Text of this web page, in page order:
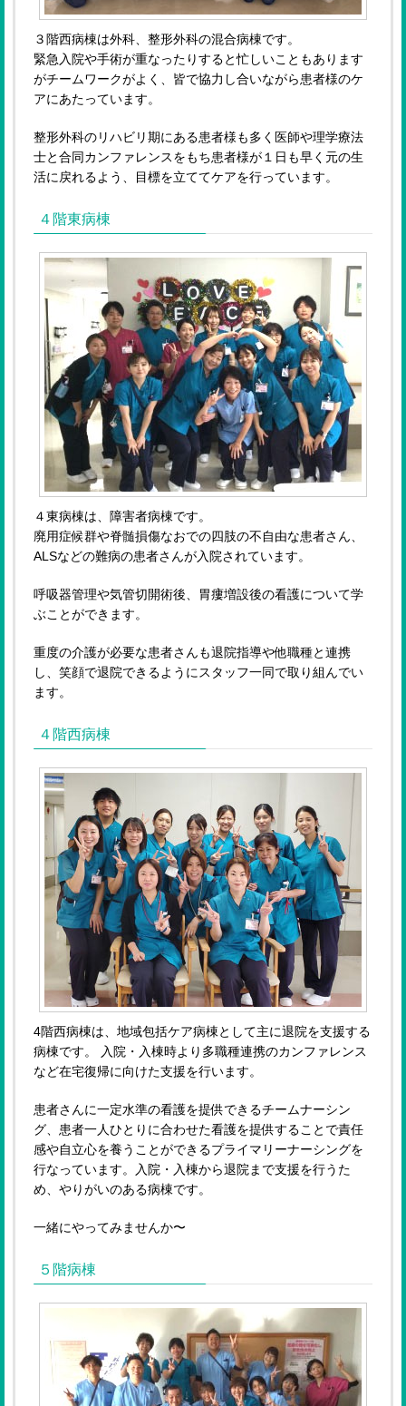
３階西病棟は外科、整形外科の混合病棟です。
緊急入院や手術が重なったりすると忙しいこともあります
がチームワークがよく、皆で協力し合いながら患者様のケ
アにあたっています。
整形外科のリハビリ期にある患者様も多く医師や理学療法
士と合同カンファレンスをもち患者様が１日も早く元の生
活に戻れるよう、目標を立ててケアを行っています。
４階東病棟
４東病棟は、障害者病棟です。
廃用症候群や脊髄損傷なおでの四肢の不自由な患者さん、
ALSなどの難病の患者さんが入院されています。
呼吸器管理や気管切開術後、胃瘻増設後の看護について学
ぶことができます。
重度の介護が必要な患者さんも退院指導や他職種と連携
し、笑顔で退院できるようにスタッフ一同で取り組んでい
ます。
４階西病棟
4階西病棟は、地域包括ケア病棟として主に退院を支援する
病棟です。 入院・入棟時より多職種連携のカンファレンス
など在宅復帰に向けた支援を行います。
患者さんに一定水準の看護を提供できるチームナーシン
グ、患者一人ひとりに合わせた看護を提供することで責任
感や自立心を養うことができるプライマリーナーシングを
行なっています。入院・入棟から退院まで支援を行うた
め、やりがいのある病棟です。
一緒にやってみませんか〜
５階病棟